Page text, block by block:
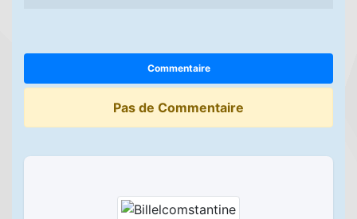
Commentaire
Pas de Commentaire